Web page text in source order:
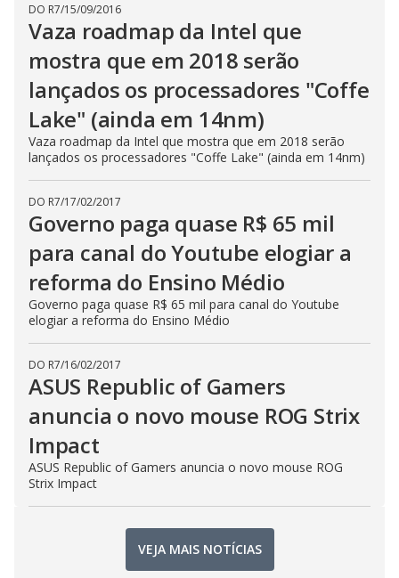
DO R7/15/09/2016
Vaza roadmap da Intel que
mostra que em 2018 serão
lançados os processadores "Coffe
Lake" (ainda em 14nm)
Vaza roadmap da Intel que mostra que em 2018 serão
lançados os processadores "Coffe Lake" (ainda em 14nm)
DO R7/17/02/2017
Governo paga quase R$ 65 mil
para canal do Youtube elogiar a
reforma do Ensino Médio
Governo paga quase R$ 65 mil para canal do Youtube
elogiar a reforma do Ensino Médio
DO R7/16/02/2017
ASUS Republic of Gamers
anuncia o novo mouse ROG Strix
Impact
ASUS Republic of Gamers anuncia o novo mouse ROG
Strix Impact
VEJA MAIS NOTÍCIAS